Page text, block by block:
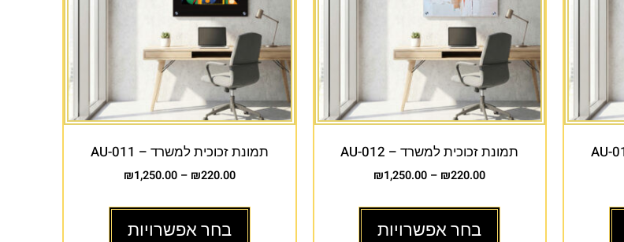
תמונת זכוכית למשרד – AU-012
₪220.00
–
₪1,250.00
בחר אפשרויות
תמונת זכוכית למשרד – AU-011
₪220.00
–
₪1,250.00
בחר אפשרויות